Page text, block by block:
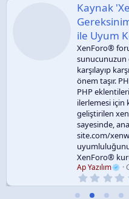
Kaynak
ile Uyum
XenForo®
sunucunuzun
karşılayıp
önem taşır.
PHP
ilerlemesi için
geliştirilen
sayesinde,
site.com/
XenForo®
Ap Yazılım